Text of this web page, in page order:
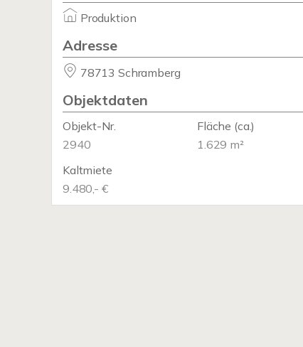
Produktion
Adresse
78713 Schramberg
Objektdaten
Objekt-Nr.
2940
Fläche (ca.)
1.629 m²
Kaltmiete
9.480,- €